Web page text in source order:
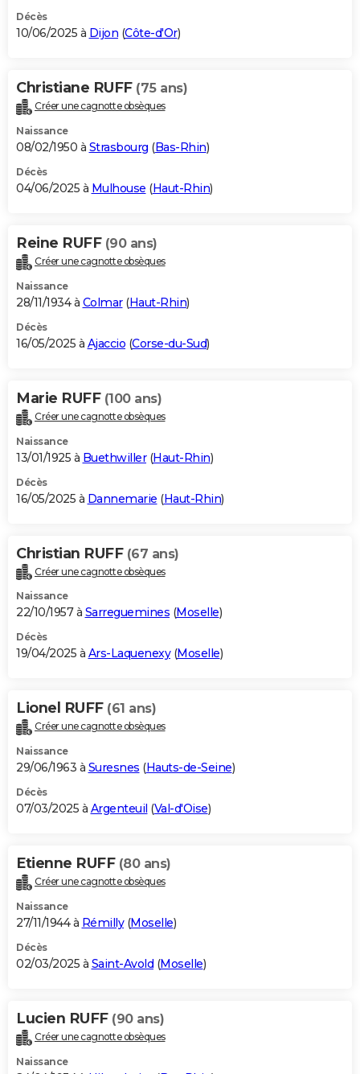
Décès
10/06/2025 à Dijon (Côte-d'Or)
Christiane RUFF (75 ans)
Créer une cagnotte obsèques
Naissance
08/02/1950 à Strasbourg (Bas-Rhin)
Décès
04/06/2025 à Mulhouse (Haut-Rhin)
Reine RUFF (90 ans)
Créer une cagnotte obsèques
Naissance
28/11/1934 à Colmar(Haut-Rhin)
Décès
16/05/2025 à Ajaccio (Corse-du-Sud)
Marie RUFF (100 ans)
Créer une cagnotte obsèques
Naissance
13/01/1925 à Buethwiller(Haut-Rhin)
Décès
16/05/2025 à Dannemarie (Haut-Rhin)
Christian RUFF (67 ans)
Créer une cagnotte obsèques
Naissance
22/10/1957 à Sarreguemines (Moselle)
Décès
19/04/2025 à Ars-Laquenexy(Moselle)
Lionel RUFF (61 ans)
Créer une cagnotte obsèques
Naissance
29/06/1963 à Suresnes (Hauts-de-Seine)
Décès
07/03/2025 à Argenteuil (Val-d'Oise)
Etienne RUFF (80 ans)
Créer une cagnotte obsèques
Naissance
27/11/1944 à Rémilly(Moselle)
Décès
02/03/2025 à Saint-Avold (Moselle)
Lucien RUFF (90 ans)
Créer une cagnotte obsèques
Naissance